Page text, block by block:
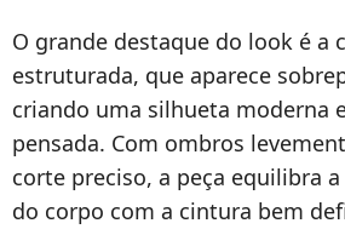
O grande destaque do look é a
estruturada, que aparece
criando uma silhueta moderna
pensada. Com ombros
corte preciso, a peça equilibra
do corpo com a cintura bem